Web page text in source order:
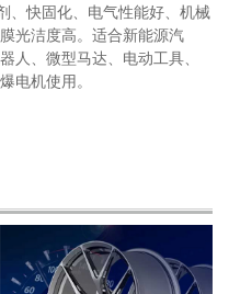
、快固化、电气性能好、机械
光洁度高。适合新能源汽
人、微型马达、电动工具、
电机使用。